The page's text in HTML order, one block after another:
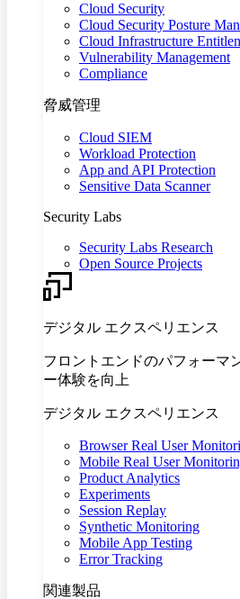
Cloud Security
Cloud Security Posture
Cloud Infrastructure
Vulnerability Management
Compliance
脅威管理
Cloud SIEM
Workload Protection
App and API Protection
Sensitive Data Scanner
Security Labs
Security Labs Research
Open Source Projects
デジタル エクスペリエンス
フロントエンドのパフォーマ
ー体験を向上
デジタル エクスペリエンス
Browser Real User
Mobile Real User
Product Analytics
Experiments
Session Replay
Synthetic Monitoring
Mobile App Testing
Error Tracking
関連製品